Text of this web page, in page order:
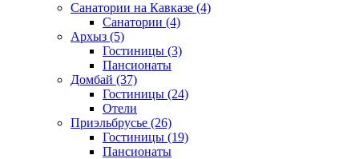
Санатории на Кавказе (4)
Санатории (4)
Архыз (5)
Гостиницы (3)
Пансионаты
Домбай (37)
Гостиницы (24)
Отели
Приэльбрусье (26)
Гостиницы (19)
Пансионаты